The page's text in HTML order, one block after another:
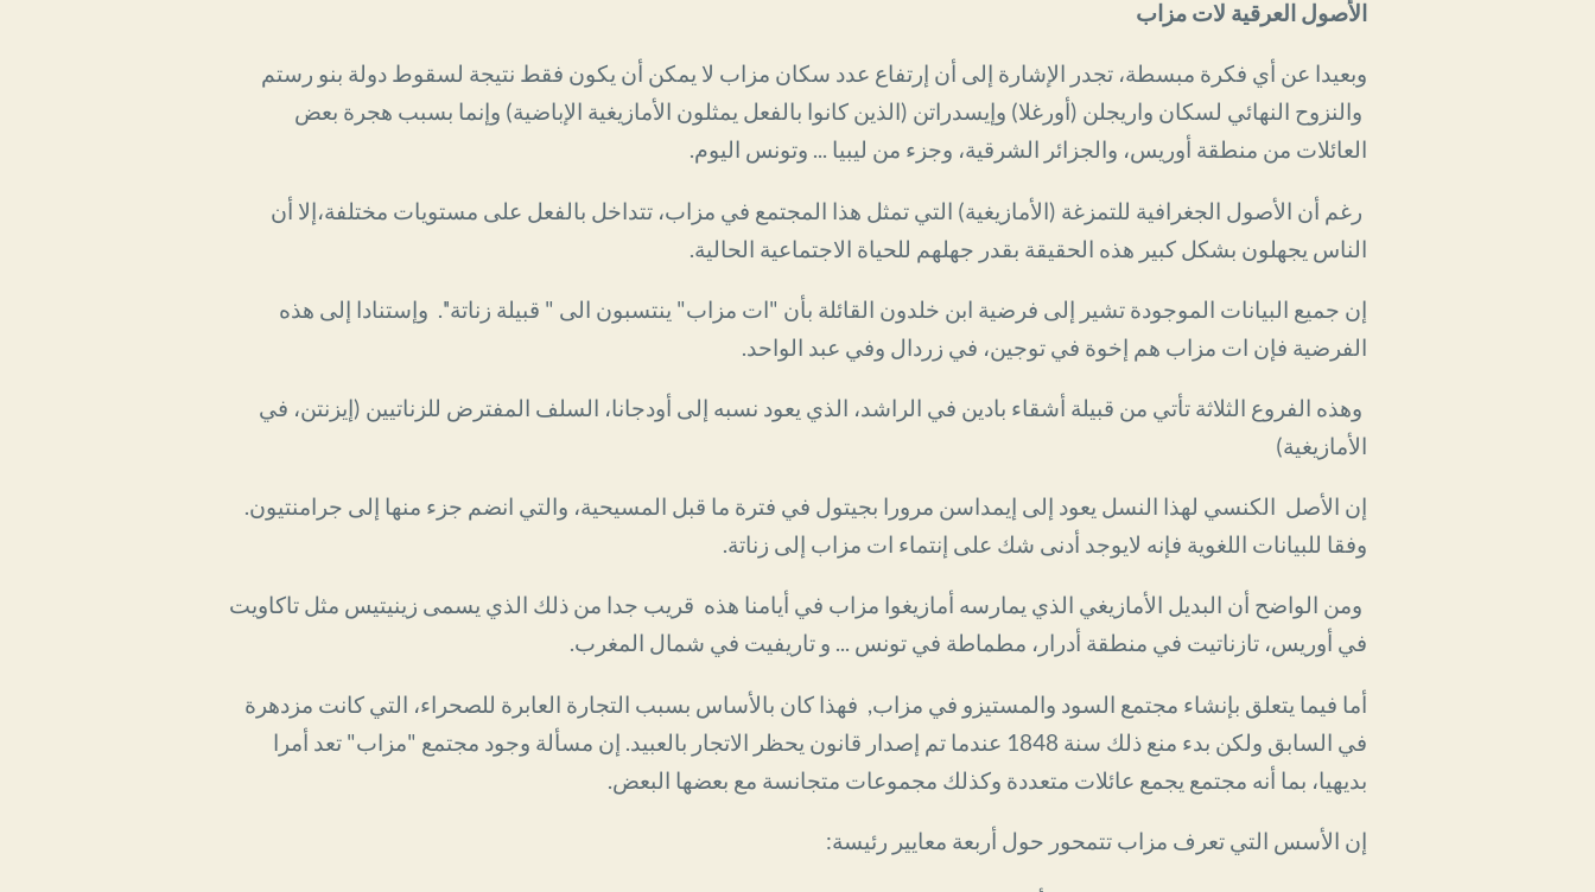
الأصول العرقية لات مزاب
وبعيدا عن أي فكرة مبسطة، تجدر الإشارة إلى أن إرتفاع عدد سكان مزاب لا يمكن أن يكون فقط نتيجة لسقوط دولة بنو رستم
والنزوح النهائي لسكان واريجلن (أورغلا) وإيسدراتن (الذين كانوا بالفعل يمثلون الأمازيغية الإباضية) وإنما بسبب هجرة بعض
العائلات من منطقة أوريس، والجزائر الشرقية، وجزء من ليبيا ... وتونس اليوم.
رغم أن الأصول الجغرافية للتمزغة (الأمازيغية) التي تمثل هذا المجتمع في مزاب، تتداخل بالفعل على مستويات مختلفة،إلا أن
الناس يجهلون بشكل كبير هذه الحقيقة بقدر جهلهم للحياة الاجتماعية الحالية.
إن جميع البيانات الموجودة تشير إلى فرضية ابن خلدون القائلة بأن "ات مزاب" ينتسبون الى " قبيلة زناتة''. وإستنادا إلى هذه
الفرضية فإن ات مزاب هم إخوة في توجين، في زردال وفي عبد الواحد.
وهذه الفروع الثلاثة تأتي من قبيلة أشقاء بادين في الراشد، الذي يعود نسبه إلى أودجانا، السلف المفترض للزناتيين (إيزنتن، في
الأمازيغية)
إن الأصل الكنسي لهذا النسل يعود إلى إيمداسن مرورا بجيتول في فترة ما قبل المسيحية، والتي انضم جزء منها إلى جرامنتيون.
وفقا للبيانات اللغوية فإنه لايوجد أدنى شك على إنتماء ات مزاب إلى زناتة.
ومن الواضح أن البديل الأمازيغي الذي يمارسه أمازيغوا مزاب في أيامنا هذه قريب جدا من ذلك الذي يسمى زينيتيس مثل تاكاويت
في أوريس، تازناتيت في منطقة أدرار، مطماطة في تونس ... و تاريفيت في شمال المغرب.
أما فيما يتعلق بإنشاء مجتمع السود والمستيزو في مزاب, فهذا كان بالأساس بسبب التجارة العابرة للصحراء، التي كانت مزدهرة
في السابق ولكن بدء منع ذلك سنة 1848 عندما تم إصدار قانون يحظر الاتجار بالعبيد. إن مسألة وجود مجتمع "مزاب" تعد أمرا
بديهيا، بما أنه مجتمع يجمع عائلات متعددة وكذلك مجموعات متجانسة مع بعضها البعض.
إن الأسس التي تعرف مزاب تتمحور حول أربعة معايير رئيسة: